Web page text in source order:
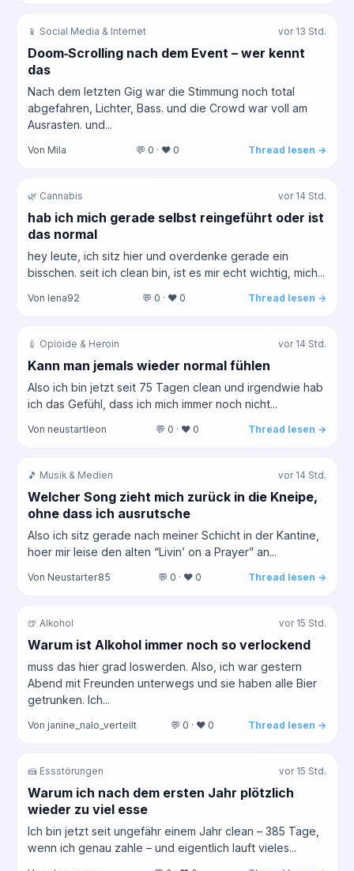
📱 Social Media & Internet vor 13 Std.
Doom‑Scrolling nach dem Event – wer kennt
das
Nach dem letzten Gig war die Stimmung noch total
abgefahren, Lichter, Bass. und die Crowd war voll am
Ausrasten. und...
Von Mila 💬 0 · ❤️ 0 Thread lesen →
🌿 Cannabis vor 14 Std.
hab ich mich gerade selbst reingeführt oder ist
das normal
hey leute, ich sitz hier und overdenke gerade ein
bisschen. seit ich clean bin, ist es mir echt wichtig, mich...
Von lena92 💬 0 · ❤️ 0 Thread lesen →
💉 Opioide & Heroin vor 14 Std.
Kann man jemals wieder normal fühlen
Also ich bin jetzt seit 75 Tagen clean und irgendwie hab
ich das Gefühl, dass ich mich immer noch nicht...
Von neustartleon 💬 0 · ❤️ 0 Thread lesen →
🎵 Musik & Medien vor 14 Std.
Welcher Song zieht mich zurück in die Kneipe,
ohne dass ich ausrutsche
Also ich sitz gerade nach meiner Schicht in der Kantine,
hoer mir leise den alten “Livin’ on a Prayer” an...
Von Neustarter85 💬 0 · ❤️ 0 Thread lesen →
🍺 Alkohol vor 15 Std.
Warum ist Alkohol immer noch so verlockend
muss das hier grad loswerden. Also, ich war gestern
Abend mit Freunden unterwegs und sie haben alle Bier
getrunken. Ich...
Von janine_nalo_verteilt 💬 0 · ❤️ 0 Thread lesen →
🍰 Essstörungen vor 15 Std.
Warum ich nach dem ersten Jahr plötzlich
wieder zu viel esse
Ich bin jetzt seit ungefähr einem Jahr clean – 385 Tage,
wenn ich genau zahle – und eigentlich lauft vieles...